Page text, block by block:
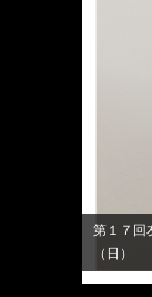
第１７回
（日）